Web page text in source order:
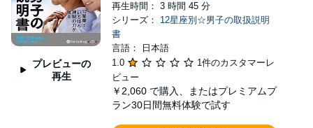
プレビューの
再生
再生時間： 3 時間 45 分
シリーズ： 12星座別☆男子の取扱説明
書
言語： 日本語
1.0
1件のカスタマーレ
ビュー
￥2,060 で購入、またはプレミアムプ
ラン30日間無料体験で試す